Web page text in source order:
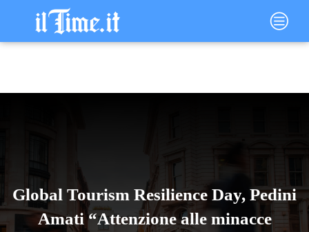
contenuto
Main
Menu
Global Tourism Resilience Day, Pedini
Amati “Attenzione alle minacce